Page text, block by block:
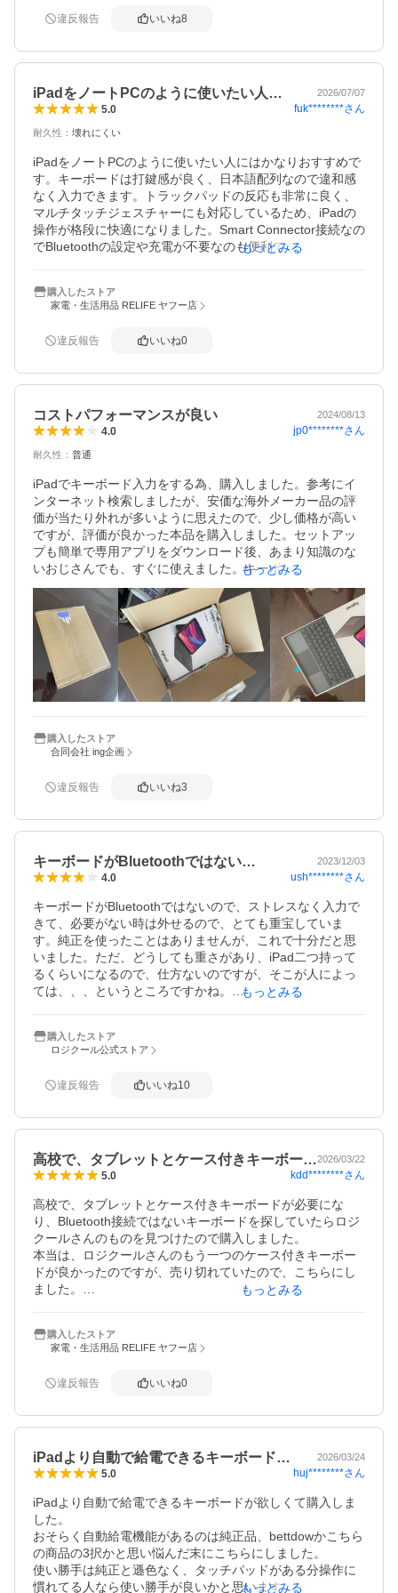
dのカバーとしてはサイドの保護があるということと
ことです。
無いです。バックライトも付いてて格好いいです。
蓋としてキーボードを閉じたときもこれ以上なく収まりが
良くてとても気に入っています。
良かったです。
違反報告 いいね8
iPadをノートPCのように使いたい人… 2026/07/07
5.0 fuk********さん
耐久性 ： 壊れにくい
iPadをノートPCのように使いたい人にはかなりおすすめで
す。キーボードは打鍵感が良く、日本語配列なので違和感
なく入力できます。トラックパッドの反応も非常に良く、
マルチタッチジェスチャーにも対応しているため、iPadの
操作が格段に快適になりました。Smart Connector接続なの
でBluetoothの設定や充電が不要なのも便利です。バックラ
す。ケースとしてもしっかりiPadを保護してくれます。一
方で、装着するとそれなりに重量が増えるため、軽さを重
使い勝手を考えると満足度は非常に高く、iPadを仕事や勉
ました。
もっとみる
購入したストア
家電・生活用品 RELIFE ヤフー店
違反報告 いいね0
コストパフォーマンスが良い 2024/08/13
4.0 jp0********さん
耐久性 ： 普通
iPadでキーボード入力をする為、購入しました。参考にイ
ンターネット検索しましたが、安価な海外メーカー品の評
価が当たり外れが多いように思えたので、少し価格が高い
ですが、評価が良かった本品を購入しました。セットアッ
プも簡単で専用アプリをダウンロード後、あまり知識のな
いおじさんでも、すぐに使えました。キーボードレイアウ
ト・釦のクリック・マウスパッドの操作感等、簡易キーボ
ードとしてiPadでやりたい事を手助けしてくれる製品だと
思います。サクサクと使いこなすには、少し時間が必要か
と思います。携帯性(重さ)については、少し重たさを感じま
すが、製品の作りが良いので耐久性を考えると自分では不
満を感じられないレベルです。これからの長期使用で不具
合が出なければコストパフォーマンスが良い製品に出会え
たと思います。
もっとみる
購入したストア
合同会社 ing企画
違反報告 いいね3
キーボードがBluetoothではない… 2023/12/03
4.0 ush********さん
キーボードがBluetoothではないので、ストレスなく入力で
きて、必要がない時は外せるので、とても重宝していま
す。純正を使ったことはありませんが、これで十分だと思
いました。ただ、どうしても重さがあり、iPad二つ持って
るくらいになるので、仕方ないのですが、そこが人によっ
ては、、、というところですかね。
こがちょっと、、でしたが、全体的には満足です。
もっとみる
購入したストア
ロジクール公式ストア
違反報告 いいね10
高校で、タブレットとケース付きキーボー…2026/03/22
5.0 kdd********さん
高校で、タブレットとケース付きキーボードが必要にな
り、Bluetooth接続ではないキーボードを探していたらロジ
クールさんのものを見つけたので購入しました。
本当は、ロジクールさんのもう一つのケース付きキーボー
ドが良かったのですが、売り切れていたので、こちらにし
ました。
の充電のみで良いのも楽です。
とても早い配送をありがとうございました。
もっとみる
購入したストア
家電・生活用品 RELIFE ヤフー店
違反報告 いいね0
iPadより自動で給電できるキーボード… 2026/03/24
5.0 huj********さん
iPadより自動で給電できるキーボードが欲しくて購入しま
した。
おそらく自動給電機能があるのは純正品、bettdowかこちら
の商品の3択かと思い悩んだ末にこちらにしました。
使い勝手は純正と遜色なく、タッチパッドがある分操作に
慣れてる人なら使い勝手が良いかと思います。
もっとみる